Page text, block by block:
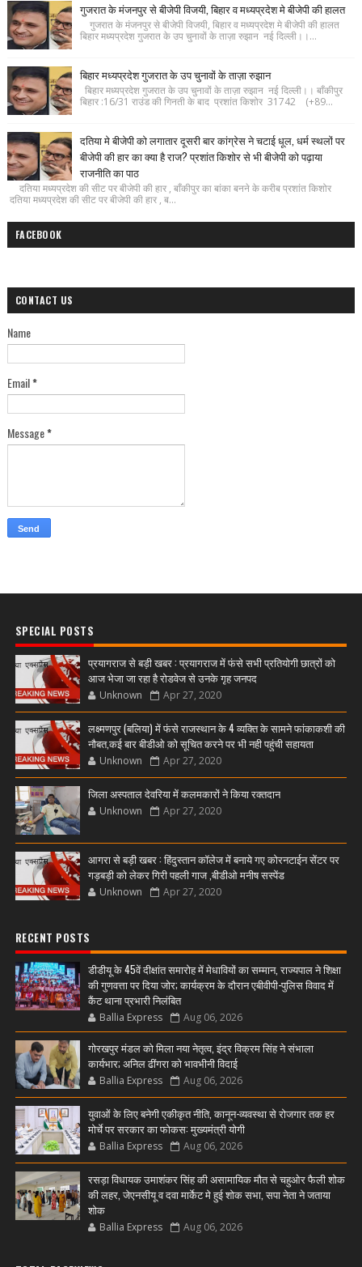
गुजरात के मंजनपुर से बीजेपी विजयी, बिहार व मध्यप्रदेश मे बीजेपी की हालत
गुजरात के मंजनपुर से बीजेपी विजयी, बिहार व मध्यप्रदेश मे बीजेपी की हालत
बिहार मध्यप्रदेश गुजरात के उप चुनावों के ताज़ा रुझान नई दिल्ली।।...
बिहार मध्यप्रदेश गुजरात के उप चुनावों के ताज़ा रुझान
बिहार मध्यप्रदेश गुजरात के उप चुनावों के ताज़ा रुझान नई दिल्ली।। बाँकीपुर
बिहार :16/31 राउंड की गिनती के बाद प्रशांत किशोर 31742 (+89...
दतिया मे बीजेपी को लगातार दूसरी बार कांग्रेस ने चटाई धूल, धर्म स्थलों पर
बीजेपी की हार का क्या है राज? प्रशांत किशोर से भी बीजेपी को पढ़ाया
राजनीति का पाठ
दतिया मध्यप्रदेश की सीट पर बीजेपी की हार , बाँकीपुर का बांका बनने के करीब प्रशांत किशोर
दतिया मध्यप्रदेश की सीट पर बीजेपी की हार , ब...
FACEBOOK
CONTACT US
Name
Email*
Message*
SPECIAL POSTS
प्रयागराज से बड़ी खबर : प्रयागराज में फंसे सभी प्रतियोगी छात्रों को
आज भेजा जा रहा है रोडवेज से उनके गृह जनपद
Unknown Apr 27, 2020
लक्ष्मणपुर (बलिया) में फंसे राजस्थान के 4 व्यक्ति के सामने फांकाकशी की
नौबत,कई बार बीडीओ को सूचित करने पर भी नही पहुंची सहायता
Unknown Apr 27, 2020
जिला अस्पताल देवरिया में कलमकारों ने किया रक्तदान
Unknown Apr 27, 2020
आगरा से बड़ी खबर : हिंदुस्तान कॉलेज में बनाये गए कोरनटाईन सेंटर पर
गड़बड़ी को लेकर गिरी पहली गाज ,बीडीओ मनीष सस्पेंड
Unknown Apr 27, 2020
RECENT POSTS
डीडीयू के 45वें दीक्षांत समारोह में मेधावियों का सम्मान, राज्यपाल ने शिक्षा
की गुणवत्ता पर दिया जोर; कार्यक्रम के दौरान एबीवीपी-पुलिस विवाद में
कैंट थाना प्रभारी निलंबित
Ballia Express Aug 06, 2026
गोरखपुर मंडल को मिला नया नेतृत्व, इंद्र विक्रम सिंह ने संभाला
कार्यभार; अनिल ढींगरा को भावभीनी विदाई
Ballia Express Aug 06, 2026
युवाओं के लिए बनेगी एकीकृत नीति, कानून-व्यवस्था से रोजगार तक हर
मोर्चे पर सरकार का फोकस: मुख्यमंत्री योगी
Ballia Express Aug 06, 2026
रसड़ा विधायक उमाशंकर सिंह की असामायिक मौत से चहुओर फैली शोक
की लहर, जेएनसीयू व दवा मार्केट मे हुई शोक सभा, सपा नेता ने जताया
शोक
Ballia Express Aug 06, 2026